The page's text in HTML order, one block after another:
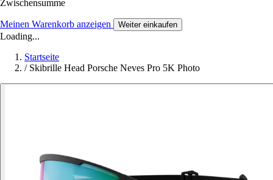
Zwischensumme
Meinen Warenkorb anzeigen Weiter einkaufen
Loading...
Startseite
/ Skibrille Head Porsche Neves Pro 5K Photo